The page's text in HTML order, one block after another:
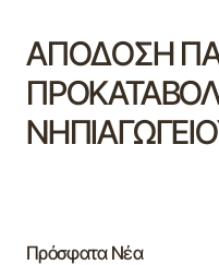
ΑΠΟΔΟΣΗ
Πρόσφατα Νέα